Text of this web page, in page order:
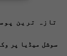
تازہ ترین
سوشل میڈیا پر